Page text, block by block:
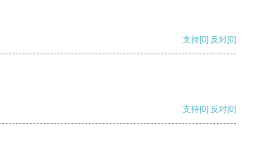
支持[0] 反对[0]
支持[0] 反对[0]